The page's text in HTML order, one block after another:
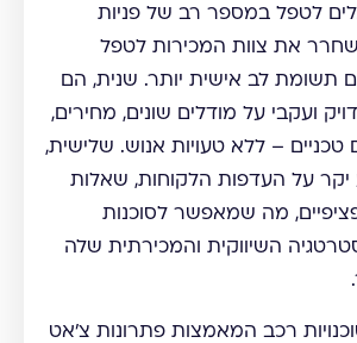
לטפל במספר רב של פניות
את צוות המכירות לטפל
תשומת לב אישית יותר. שנית, הם
ועקבי על מודלים שונים, מחירים,
– ללא טעויות אנוש. שלישית,
יקר על העדפות הלקוחות, שאלות
מה שמאפשר לסוכנות
השיווקית והמכירתית שלה
רכב המאמצות פתרונות צ'אט